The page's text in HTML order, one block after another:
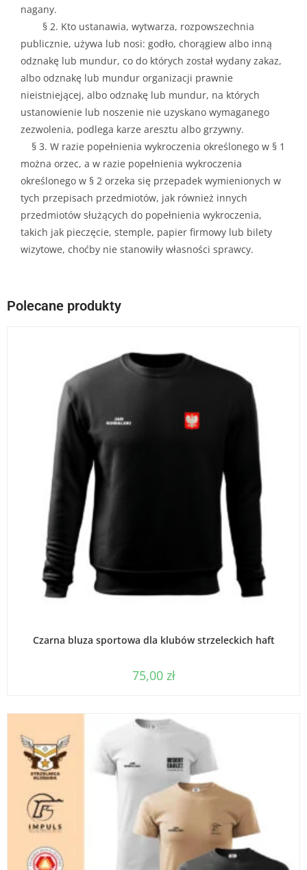
nagany.
§ 2. Kto ustanawia, wytwarza, rozpowszechnia
publicznie, używa lub nosi: godło, chorągiew albo inną
odznakę lub mundur, co do których został wydany zakaz,
albo odznakę lub mundur organizacji prawnie
nieistniejącej, albo odznakę lub mundur, na których
ustanowienie lub noszenie nie uzyskano wymaganego
zezwolenia, podlega karze aresztu albo grzywny.
§ 3. W razie popełnienia wykroczenia określonego w § 1
można orzec, a w razie popełnienia wykroczenia
określonego w § 2 orzeka się przepadek wymienionych w
tych przepisach przedmiotów, jak również innych
przedmiotów służących do popełnienia wykroczenia,
takich jak pieczęcie, stemple, papier firmowy lub bilety
wizytowe, choćby nie stanowiły własności sprawcy.
Polecane produkty
Czarna bluza sportowa dla klubów strzeleckich haft
75,00 zł